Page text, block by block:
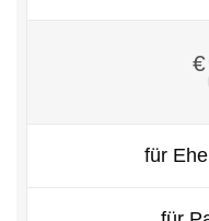
€
für